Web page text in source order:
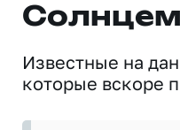
Солнцем
Известные на
которые вскоре